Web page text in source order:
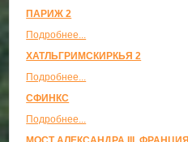
ПАРИЖ 2
Подробнее...
ХАТЛЬГРИМСКИРКЬЯ 2
Подробнее...
СФИНКС
Подробнее...